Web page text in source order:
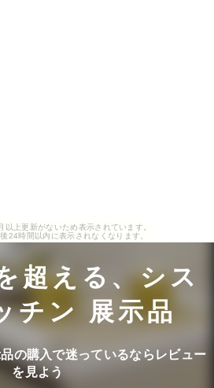
上更新がないため表示されています。
24時間以内に表示されなくなります。
超える、シス
チン 展示品
の購入で迷っているならレビュー
を見よう